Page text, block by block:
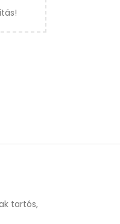
tartós,